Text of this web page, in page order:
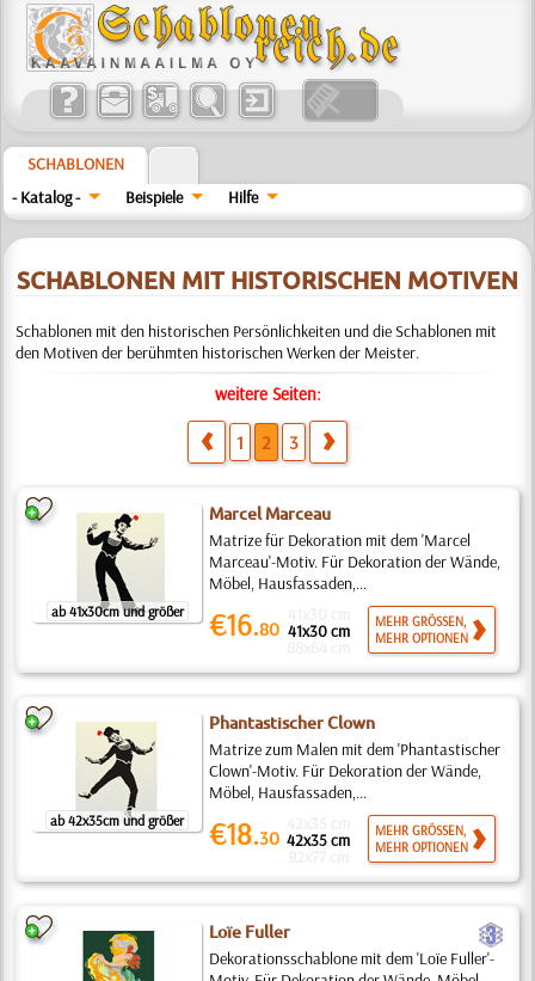
SCHABLONEN
- Katalog -
Beispiele Hilfe
SCHABLONEN MIT HISTORISCHEN MOTIVEN
Schablonen mit den historischen Persönlichkeiten und die Schablonen mit
den Motiven der berühmten historischen Werken der Meister.
weitere Seiten:
1 2 3
ab 41x30cm und größer
Marcel Marceau
Matrize für Dekoration mit dem 'Marcel
Marceau'-Motiv. Für Dekoration der Wände,
Möbel, Hausfassaden,...
€16.80 41x30 cm
MEHR GRÖSSEN,
MEHR OPTIONEN
ab 42x35cm und größer
Phantastischer Clown
Matrize zum Malen mit dem 'Phantastischer
Clown'-Motiv. Für Dekoration der Wände,
Möbel, Hausfassaden,...
€18.30 42x35 cm
MEHR GRÖSSEN,
MEHR OPTIONEN
Loïe Fuller c
Dekorationsschablone mit dem 'Loïe Fuller'-